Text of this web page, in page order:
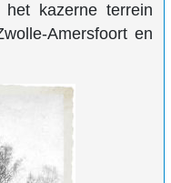
kazerne terrein
Amersfoort en